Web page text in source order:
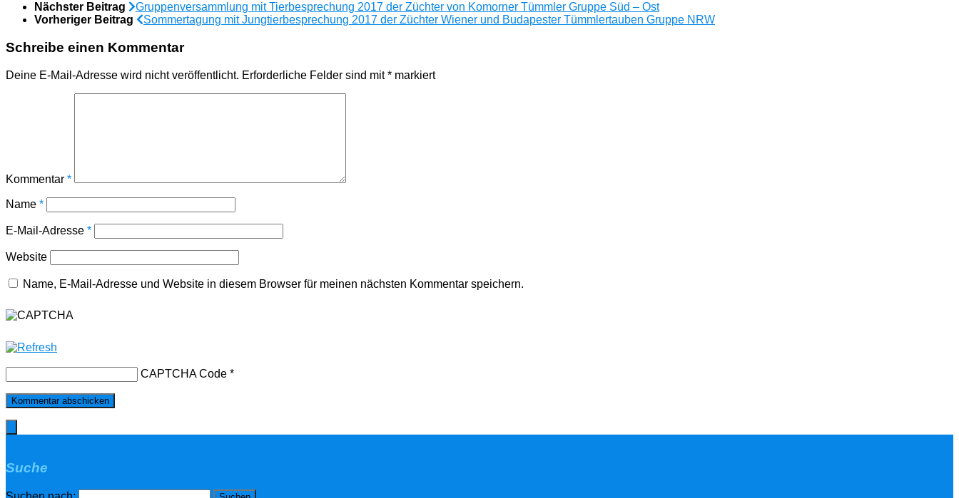
Nächster Beitrag
Gruppenversammlung mit Tierbesprechung 2017 der Züchter von Komorner Tümmler Gruppe Süd – Ost
Vorheriger Beitrag
Sommertagung mit Jungtierbesprechung 2017 der Züchter Wiener und Budapester Tümmlertauben Gruppe NRW
Schreibe einen Kommentar
Deine E-Mail-Adresse wird nicht veröffentlicht. Erforderliche Felder sind mit* markiert
Kommentar *
Name *
E-Mail-Adresse *
Website
Name, E-Mail-Adresse und Website in diesem Browser für meinen nächsten Kommentar speichern.
CAPTCHA Code *
Suche